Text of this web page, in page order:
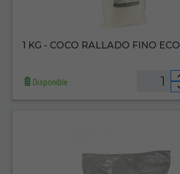
1 KG - COCO RALLADO FINO
Disponible